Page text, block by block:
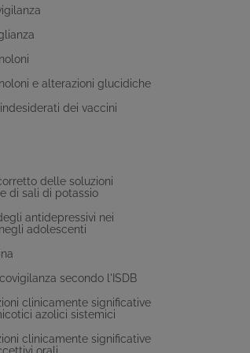
e alterazioni glucidiche
dei vaccini
delle soluzioni
di sali di potassio
antidepressivi nei
adolescenti
secondo l'ISDB
clinicamente significative
azolici sistemici
clinicamente significative